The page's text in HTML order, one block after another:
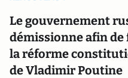
Le gouvernement
démissionne afin
la réforme
de Vladimir Poutine